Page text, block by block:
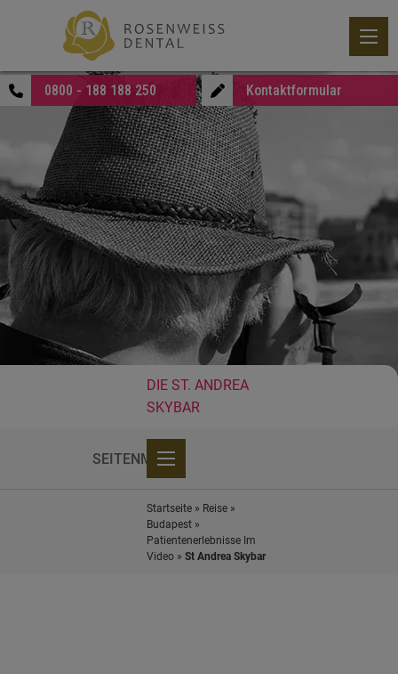
0800 - 188 188 250 Kontaktformular
DIE ST. ANDREA
SKYBAR
Startseite» Reise»
Budapest»
Patientenerlebnisse Im
Video» St Andrea Skybar
SEITENMENÜ